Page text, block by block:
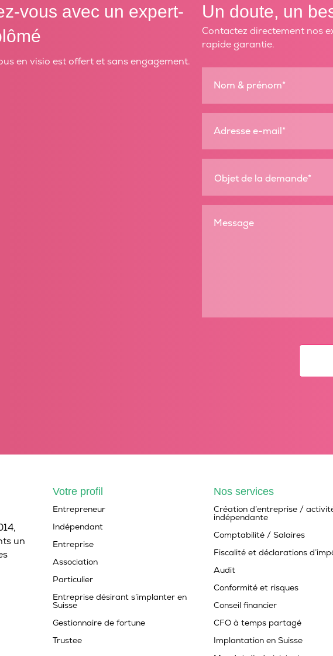
vous avec un expert-
en visio est offert et sans engagement.
Un doute, un
Contactez directement nos
rapide garantie.
un
Votre profil
Entrepreneur
Indépendant
Entreprise
Association
Particulier
Entreprise désirant s’implanter en
Suisse
Gestionnaire de fortune
Trustee
Nos services
Création d’entreprise /
indépendante
Comptabilité / Salaires
Fiscalité et déclarations
Audit
Conformité et risques
Conseil financier
CFO à temps partagé
Implantation en Suisse